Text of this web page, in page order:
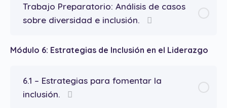
Trabajo Preparatorio: Análisis de casos
sobre diversidad e inclusión.
Módulo 6: Estrategias de Inclusión en el Liderazgo
6.1 – Estrategias para fomentar la
inclusión.